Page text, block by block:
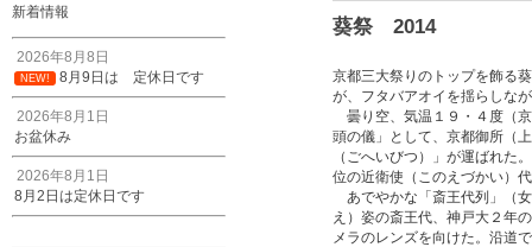
新着情報
2026年8月8日
NEW! 8月9日は 定休日です
2026年8月1日
お盆休み
2026年8月1日
8月2日は定休日です
葵祭 2014
京都三大祭りのトップを飾る
が、フタバアオイを揺らしな
曇り空、気温１９・４度（
頭の儀」として、京都御所（
（ごへいびつ）」が運ばれた
位の近衛使（このえづかい）
あでやかな「斎王代列」（
え）姿の斎王代、神戸大２年
メラのレンズを向けた。沿道